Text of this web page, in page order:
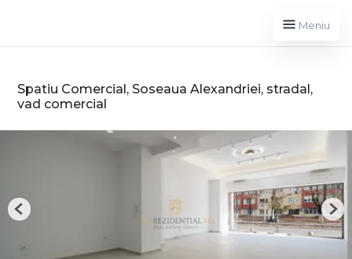
Meniu
Spatiu Comercial, Soseaua Alexandriei, stradal,
vad comercial
Previous